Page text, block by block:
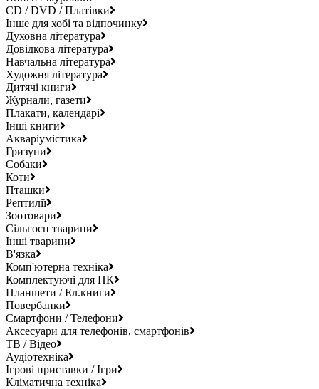
CD / DVD / Платівки
Інше для хобі та відпочинку
Духовна література
Довідкова література
Навчальна література
Художня література
Дитячі книги
Журнали, газети
Плакати, календарі
Інші книги
Акваріумістика
Гризуни
Собаки
Коти
Пташки
Рептилії
Зоотовари
Сільгосп тварини
Інші тварини
В'язка
Комп'ютерна техніка
Комплектуючі для ПК
Планшети / Ел.книги
Повербанки
Смартфони / Телефони
Аксесуари для телефонів, смартфонів
ТВ / Відео
Аудіотехніка
Ігрові приставки / Ігри
Кліматична техніка